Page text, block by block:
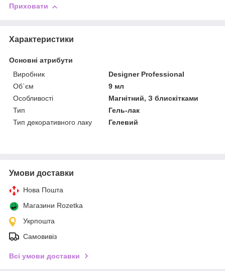
Приховати
Характеристики
Основні атрибути
Виробник
Designer Professional
Об`єм
9 мл
Особливості
Магнітний, З блискітками
Тип
Гель-лак
Тип декоративного лаку
Гелевий
Умови доставки
Нова Пошта
Магазини Rozetka
Укрпошта
Самовивіз
Всі умови доставки